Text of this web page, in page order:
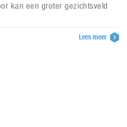
kan een groter gezichtsveld
Lees meer